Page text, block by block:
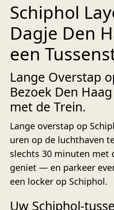
Schiphol
Dagje Den
een
Lange Overstap
Bezoek Den
met de Trein.
Lange overstap op
uren op de luchthaven
slechts 30 minuten met
geniet — en parkeer
een locker op Schiphol.
Uw Schiphol-